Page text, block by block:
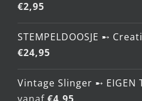
€2,95
STEMPELDOOSJE ➸
€24,95
Vintage Slinger ➸ EIGEN
vanaf €4,95